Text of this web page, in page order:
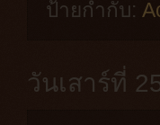
ป้ายกำกับ:
วันเสาร์ที่